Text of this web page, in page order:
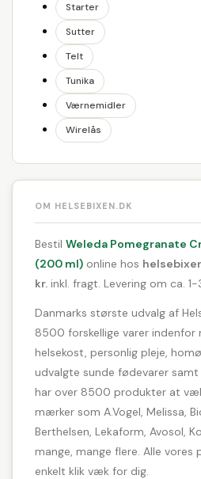
Starter
Sutter
Telt
Tunika
Værnemidler
Wirelås
OM HELSEBIXEN.DK
Bestil Weleda Pomegranate
(200 ml) online hos
kr. inkl. fragt. Levering om ca. 1-
Danmarks største udvalg af
8500 forskellige varer indenfor
helsekost, personlig pleje,
udvalgte sunde fødevarer samt
har over 8500 produkter at
mærker som A.Vogel, Melissa,
Berthelsen, Lekaform, Avosol,
mange, mange flere. Alle vores
enkelt klik væk for dig.